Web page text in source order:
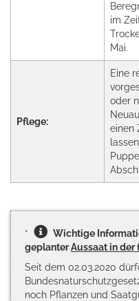
im
Mai.
Pflege:
Eine
oder
einen
*
Wichtige
geplanterAussaat in der
Seit dem 02.03.2020
noch Pflanzen und